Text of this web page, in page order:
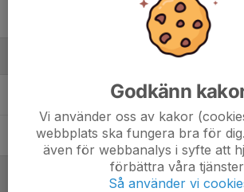
Christoffer VestmarkTränare
Emil Åkermark Tränare
Godkänn
Vi använder oss av kakor
webbplats ska fungera bra för
även för webbanalys i syfte att
förbättra våra
Så använder vi